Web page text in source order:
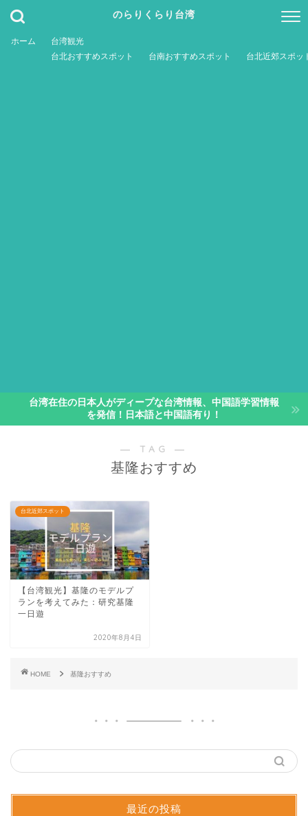
のらりくらり台湾
ホーム
台湾観光
台北おすすめスポット
台南おすすめスポット 台北近郊スポッ
台湾在住の日本人がディープな台湾情報、中国語学習情報
を発信！日本語と中国語有り！
― TAG ―
基隆おすすめ
台北近郊スポット
【台湾観光】基隆のモデルプ
ランを考えてみた：研究基隆
一日遊
2020年8月4日
HOME 基隆おすすめ
最近の投稿